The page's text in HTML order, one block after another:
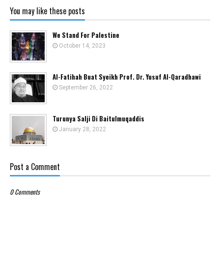
You may like these posts
We Stand For Palestine
October 14, 2023
Al-Fatihah Buat Syeikh Prof. Dr. Yusuf Al-Qaradhawi
September 26, 2022
Turunya Salji Di Baitulmuqaddis
January 28, 2022
Post a Comment
0 Comments